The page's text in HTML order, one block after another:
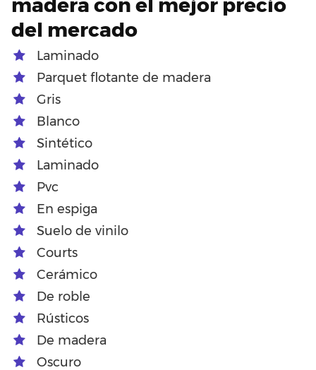
del mercado
Laminado
Parquet flotante de madera
Gris
Blanco
Sintético
Laminado
Pvc
En espiga
Suelo de vinilo
Courts
Cerámico
De roble
Rústicos
De madera
Oscuro